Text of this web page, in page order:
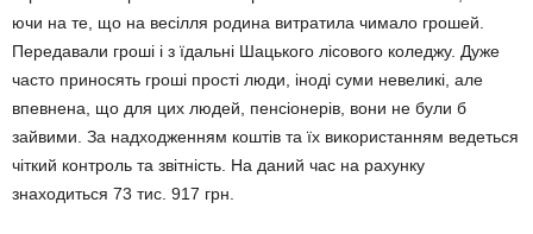
ючи на те, що на весілля родина витратила чимало грошей.
Передавали гроші і з їдальні Шацького лісового коледжу. Дуже
часто приносять гроші прості люди, іноді суми невеликі, але
впевнена, що для цих людей, пенсіонерів, вони не були б
зайвими. За надходженням коштів та їх використанням ведеться
чіткий контроль та звітність. На даний час на рахунку
знаходиться 73 тис. 917 грн.